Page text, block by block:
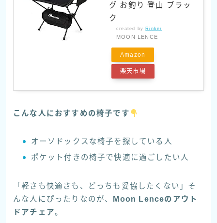
グ お釣り 登山 ブラッ
ク
created by Rinker
MOON LENCE
Amazon
楽天市場
こんな人におすすめの椅子です
オーソドックスな椅子を探している人
ポケット付きの椅子で快適に過ごしたい人
「軽さも快適さも、どっちも妥協したくない」そ
んな人にぴったりなのが、
Moon Lenceのアウト
ドアチェア。